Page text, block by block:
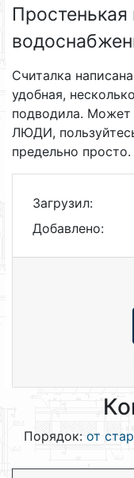
Простенькая
Считалка
удобная,
подводила. Может
ЛЮДИ,
предельно просто.
Загрузил:
Добавлено:
Порядок: от